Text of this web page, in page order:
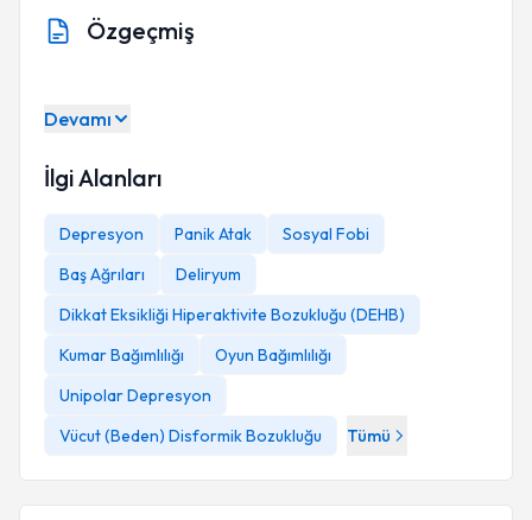
Özgeçmiş
Devamı
İlgi Alanları
Depresyon Panik Atak
Sosyal Fobi
Baş Ağrıları
Deliryum
Dikkat Eksikliği Hiperaktivite Bozukluğu (DEHB)
Kumar Bağımlılığı
Oyun Bağımlılığı
Unipolar Depresyon
Vücut (Beden) Disformik Bozukluğu
Tümü